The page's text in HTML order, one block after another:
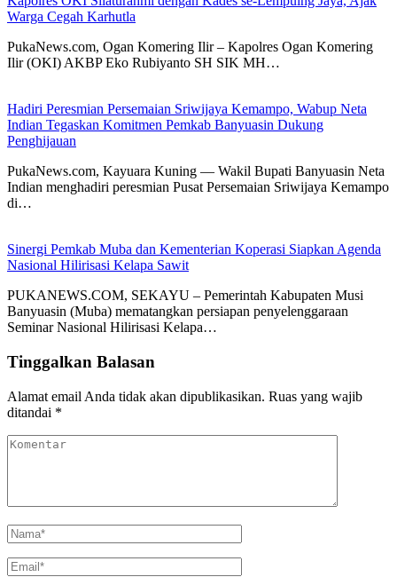
Warga Cegah Karhutla
PukaNews.com, Ogan Komering Ilir – Kapolres Ogan Komering
Ilir (OKI) AKBP Eko Rubiyanto SH SIK MH…
Hadiri Peresmian Persemaian Sriwijaya Kemampo, Wabup Neta
Indian Tegaskan Komitmen Pemkab Banyuasin Dukung
Penghijauan
PukaNews.com, Kayuara Kuning — Wakil Bupati Banyuasin Neta
Indian menghadiri peresmian Pusat Persemaian Sriwijaya Kemampo
di…
Sinergi Pemkab Muba dan Kementerian Koperasi Siapkan Agenda
Nasional Hilirisasi Kelapa Sawit
PUKANEWS.COM, SEKAYU – Pemerintah Kabupaten Musi
Banyuasin (Muba) mematangkan persiapan penyelenggaraan
Seminar Nasional Hilirisasi Kelapa…
Tinggalkan Balasan
Alamat email Anda tidak akan dipublikasikan. Ruas yang wajib
ditandai *